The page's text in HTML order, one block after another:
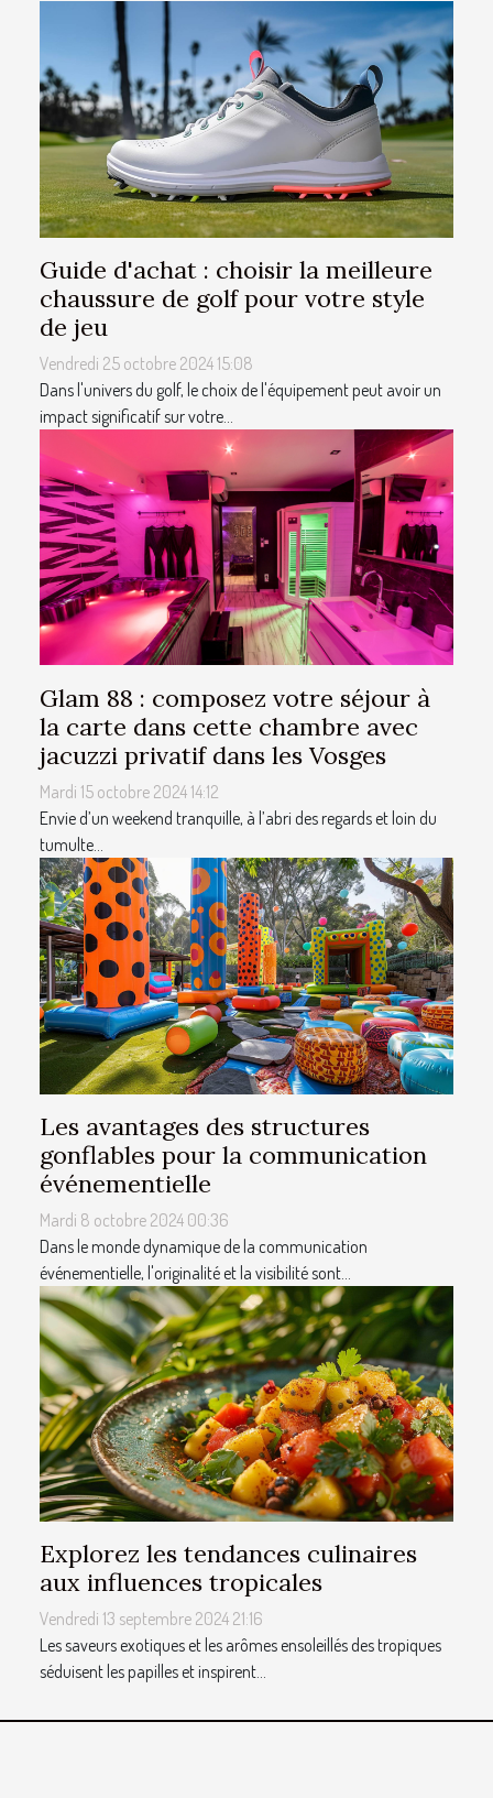
Guide d'achat : choisir la meilleure
chaussure de golf pour votre style
de jeu
Vendredi 25 octobre 2024 15:08
Dans l'univers du golf, le choix de l'équipement peut avoir un
impact significatif sur votre...
Glam 88 : composez votre séjour à
la carte dans cette chambre avec
jacuzzi privatif dans les Vosges
Mardi 15 octobre 2024 14:12
Envie d’un weekend tranquille, à l’abri des regards et loin du
tumulte...
Les avantages des structures
gonflables pour la communication
événementielle
Mardi 8 octobre 2024 00:36
Dans le monde dynamique de la communication
événementielle, l'originalité et la visibilité sont...
Explorez les tendances culinaires
aux influences tropicales
Vendredi 13 septembre 2024 21:16
Les saveurs exotiques et les arômes ensoleillés des tropiques
séduisent les papilles et inspirent...